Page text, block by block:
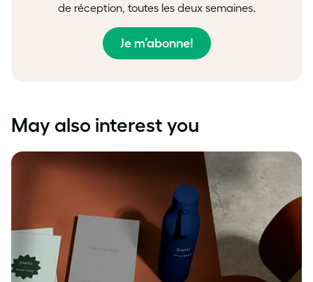
de réception, toutes les deux semaines.
Je m’abonne!
May also interest you